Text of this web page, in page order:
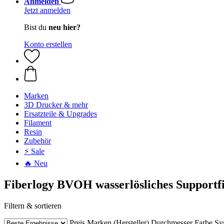
Jetzt anmelden
Bist du neu hier?
Konto erstellen
Marken
3D Drucker & mehr
Ersatzteile & Upgrades
Filament
Resin
Zubehör
⚡ Sale
🔥 Neu
Fiberlogy BVOH wasserlösliches
Filtern & sortieren